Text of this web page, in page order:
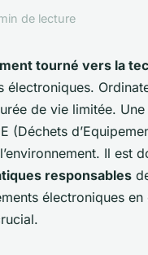
de lecture
tourné vers la
électroniques.
de vie limitée.
(Déchets
Il est
responsables
électroniques